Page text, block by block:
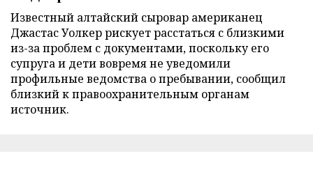
Известный алтайский сыровар американец
Джастас Уолкер рискует расстаться с близкими
из-за проблем с документами, поскольку его
супруга и дети вовремя не уведомили
профильные ведомства о пребывании, сообщил
близкий к правоохранительным органам
источник.